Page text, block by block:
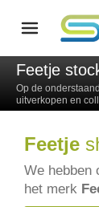
Feetje
Op de
uitverkopen en
Feetje
We hebben
het merk